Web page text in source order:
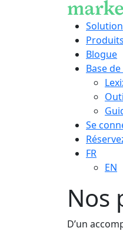
Solution
Produits
Blogue
Base
Se
FR
EN
Nos
D’un